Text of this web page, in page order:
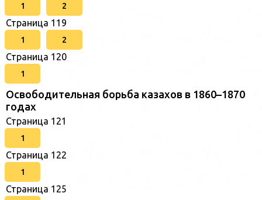
1 2
Страница 119
1 2
Страница 120
1
Освободительная борьба казахов в 1860–1870
годах
Страница 121
1
Страница 122
1
Страница 125